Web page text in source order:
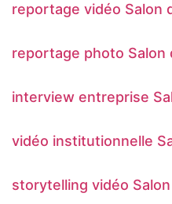
reportage vidéo Salon
reportage photo Salon
interview entreprise
vidéo institutionnelle
storytelling vidéo